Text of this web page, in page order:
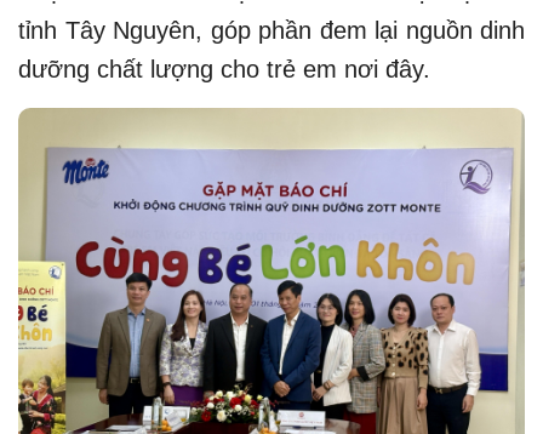
tỉnh Tây Nguyên, góp phần đem lại nguồn dinh
dưỡng chất lượng cho trẻ em nơi đây.